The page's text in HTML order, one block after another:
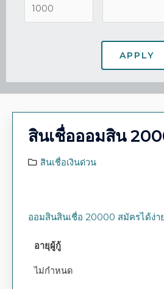
APPLY
สินเชื่อออมสิน
สินเชื่อเงินด่วน
ออมสินสินเชื่อ 20000 สมัครได้ง่
อายุผู้กู้
ไม่กำหนด